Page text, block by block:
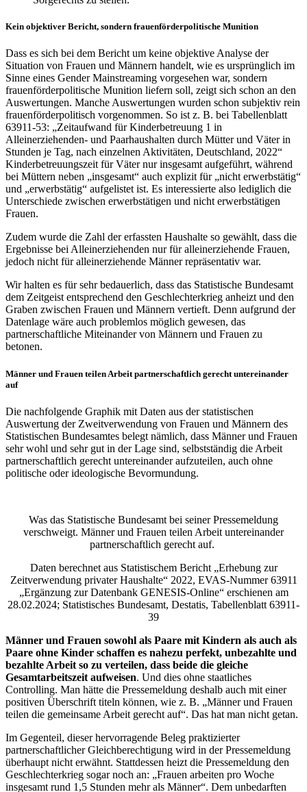
Kein objektiver Bericht, sondern frauenförderpolitische Munition
Dass es sich bei dem Bericht um keine objektive Analyse der
Situation von Frauen und Männern handelt, wie es ursprünglich im
Sinne eines Gender Mainstreaming vorgesehen war, sondern
frauenförderpolitische Munition liefern soll, zeigt sich schon an den
Auswertungen. Manche Auswertungen wurden schon subjektiv rein
frauenförderpolitisch vorgenommen. So ist z. B. bei Tabellenblatt
63911-53: „Zeitaufwand für Kinderbetreuung 1 in
Alleinerziehenden- und Paarhaushalten durch Mütter und Väter in
Stunden je Tag, nach einzelnen Aktivitäten, Deutschland, 2022“
Kinderbetreuungszeit für Väter nur insgesamt aufgeführt, während
bei Müttern neben „insgesamt“ auch explizit für „nicht erwerbstätig“
und „erwerbstätig“ aufgelistet ist. Es interessierte also lediglich die
Unterschiede zwischen erwerbstätigen und nicht erwerbstätigen
Frauen.
Zudem wurde die Zahl der erfassten Haushalte so gewählt, dass die
Ergebnisse bei Alleinerziehenden nur für alleinerziehende Frauen,
jedoch nicht für alleinerziehende Männer repräsentativ war.
Wir halten es für sehr bedauerlich, dass das Statistische Bundesamt
dem Zeitgeist entsprechend den Geschlechterkrieg anheizt und den
Graben zwischen Frauen und Männern vertieft. Denn aufgrund der
Datenlage wäre auch problemlos möglich gewesen, das
partnerschaftliche Miteinander von Männern und Frauen zu
betonen.
Männer und Frauen teilen Arbeit partnerschaftlich gerecht untereinander
auf
Die nachfolgende Graphik mit Daten aus der statistischen
Auswertung der Zweitverwendung von Frauen und Männern des
Statistischen Bundesamtes belegt nämlich, dass Männer und Frauen
sehr wohl und sehr gut in der Lage sind, selbstständig die Arbeit
partnerschaftlich gerecht untereinander aufzuteilen, auch ohne
politische oder ideologische Bevormundung.
Was das Statistische Bundesamt bei seiner Pressemeldung
verschweigt. Männer und Frauen teilen Arbeit untereinander
partnerschaftlich gerecht auf.
Daten berechnet aus Statistischem Bericht „Erhebung zur
Zeitverwendung privater Haushalte“ 2022, EVAS-Nummer 63911
„Ergänzung zur Datenbank GENESIS-Online“ erschienen am
28.02.2024; Statistisches Bundesamt, Destatis, Tabellenblatt 63911-
39
Männer und Frauen sowohl als Paare mit Kindern als auch als
Paare ohne Kinder schaffen es nahezu perfekt, unbezahlte und
bezahlte Arbeit so zu verteilen, dass beide die gleiche
Gesamtarbeitszeit aufweisen. Und dies ohne staatliches
Controlling. Man hätte die Pressemeldung deshalb auch mit einer
positiven Überschrift titeln können, wie z. B. „Männer und Frauen
teilen die gemeinsame Arbeit gerecht auf“. Das hat man nicht getan.
Im Gegenteil, dieser hervorragende Beleg praktizierter
partnerschaftlicher Gleichberechtigung wird in der Pressemeldung
überhaupt nicht erwähnt. Stattdessen heizt die Pressemeldung den
Geschlechterkrieg sogar noch an: „Frauen arbeiten pro Woche
insgesamt rund 1,5 Stunden mehr als Männer“. Dem unbedarften